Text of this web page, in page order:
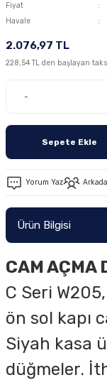
Fiyat
Havale
2.076,97 TL
228,54 TL den başlayan
-
Sepete Ekle
Yorum Yaz
Ürün Bilgisi
CAM AÇMA
C Seri
ön sol kapı
Siyah kasa
düğmeler.